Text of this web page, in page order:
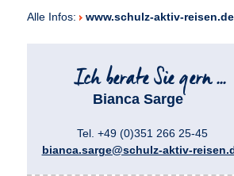
Alle Infos: www.schulz-aktiv-
Bianca Sarge
Tel. +49 (0)351 266 25-45
bianca.sarge@schulz-aktiv-